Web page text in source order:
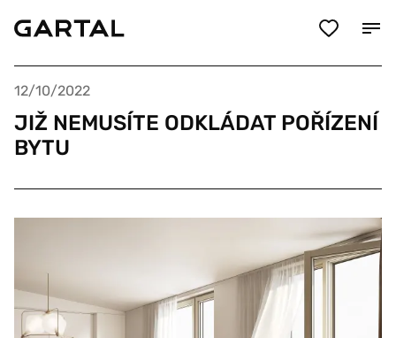
12/10/2022
JIŽ NEMUSÍTE ODKLÁDAT POŘÍZENÍ
BYTU